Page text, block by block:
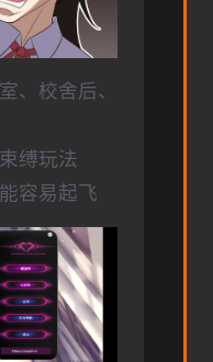
、校舍后、
缚玩法
容易起飞